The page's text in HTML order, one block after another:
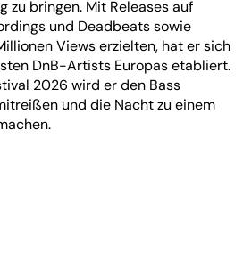
zu bringen. Mit Releases auf
und Deadbeats sowie
Views erzielten, hat er sich
DnB-Artists Europas etabliert.
2026 wird er den Bass
und die Nacht zu einem